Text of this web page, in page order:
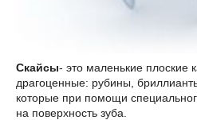
Скайсы- это маленькие
драгоценные: рубины,
которые при помощи
на поверхность зуба.